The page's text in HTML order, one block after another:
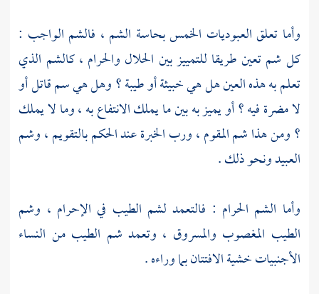
وأما تعلق العبوديات الخمس بحاسة الشم ، فالشم الواجب :
كل شم تعين طريقا للتمييز بين الحلال والحرام ، كالشم الذي
تعلم به هذه العين هل هي خبيثة أو طيبة ؟ وهل هي سم قاتل أو
لا مضرة فيه ؟ أو يميز به بين ما يملك الانتفاع به ، وما لا يملك
؟ ومن هذا شم المقوم ، ورب الخبرة عند الحكم بالتقويم ، وشم
العبيد ونحو ذلك .
وأما الشم الحرام : فالتعمد لشم الطيب في الإحرام ، وشم
الطيب المغصوب والمسروق ، وتعمد شم الطيب من النساء
الأجنبيات خشية الافتتان بما وراءه .